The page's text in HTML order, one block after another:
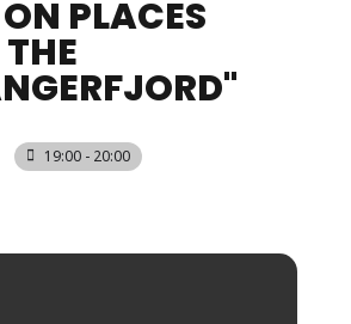
PLACES
19:00 - 20:00